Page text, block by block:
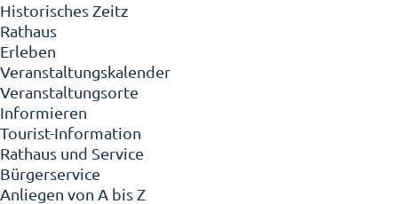
Historisches Zeitz
Rathaus
Erleben
Veranstaltungskalender
Veranstaltungsorte
Informieren
Tourist-Information
Rathaus und Service
Bürgerservice
Anliegen von A bis Z